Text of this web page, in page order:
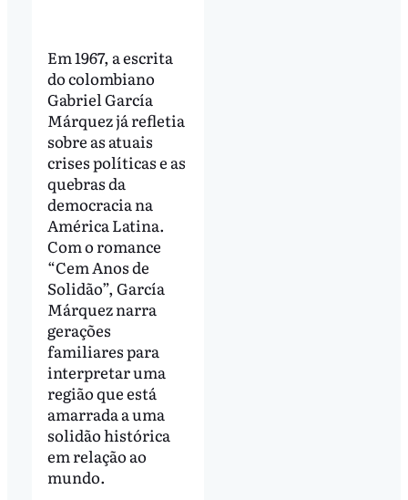
Em 1967, a escrita
do colombiano
Gabriel García
Márquez já refletia
sobre as atuais
crises políticas e as
quebras da
democracia na
América Latina.
Com o romance
“Cem Anos de
Solidão”, García
Márquez narra
gerações
familiares para
interpretar uma
região que está
amarrada a uma
solidão histórica
em relação ao
mundo.